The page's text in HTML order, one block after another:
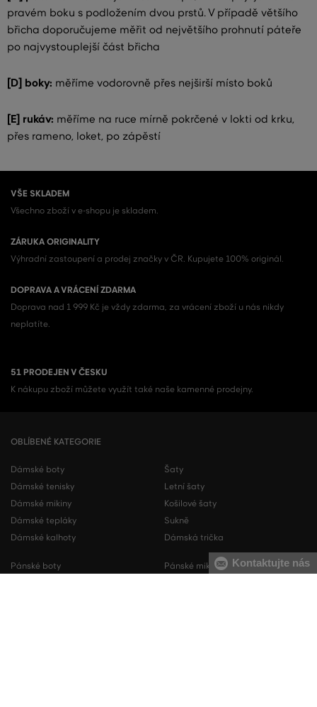
pravém boku s podložením dvou prstů. V případě většího
břicha doporučujeme měřit od největšího prohnutí páteře
po najvystouplejší část břicha
[D] boky: měříme vodorovně přes nejširší místo boků
[E] rukáv: měříme na ruce mírně pokrčené v lokti od krku,
přes rameno, loket, po zápěstí
VŠE SKLADEM
Všechno zboží v e-shopu je skladem.
ZÁRUKA ORIGINALITY
Výhradní zastoupení a prodej značky v ČR. Kupujete 100% originál.
DOPRAVA A VRÁCENÍ ZDARMA
Doprava nad 1 999 Kč je vždy zdarma, za vrácení zboží u nás nikdy
neplatíte.
51 PRODEJEN V ČESKU
K nákupu zboží můžete využít také naše kamenné prodejny.
OBLÍBENÉ KATEGORIE
Dámské boty
Dámské tenisky
Dámské mikiny
Dámské tepláky
Dámské kalhoty
Šaty
Letní šaty
Košilové šaty
Sukně
Dámská trička
Pánské boty
Pánské mikiny
Kontaktujte nás